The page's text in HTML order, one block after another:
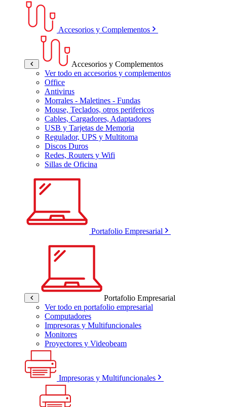
Accesorios y Complementos
Accesorios y Complementos
Ver todo en accesorios y complementos
Office
Antivirus
Morrales - Maletines - Fundas
Mouse, Teclados, otros perifericos
Cables, Cargadores, Adaptadores
USB y Tarjetas de Memoria
Regulador, UPS y Multitoma
Discos Duros
Redes, Routers y Wifi
Sillas de Oficina
Portafolio Empresarial
Portafolio Empresarial
Ver todo en portafolio empresarial
Computadores
Impresoras y Multifuncionales
Monitores
Proyectores y Videobeam
Impresoras y Multifuncionales